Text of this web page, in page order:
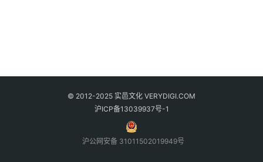
© 2012-2025 实邑文化 VERYDIGI.COM
沪ICP备13039937号-1
沪公网安备 31011502019949号